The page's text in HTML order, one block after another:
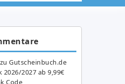
zuGutscheinbuch.de
2027 ab 9,99€
Code